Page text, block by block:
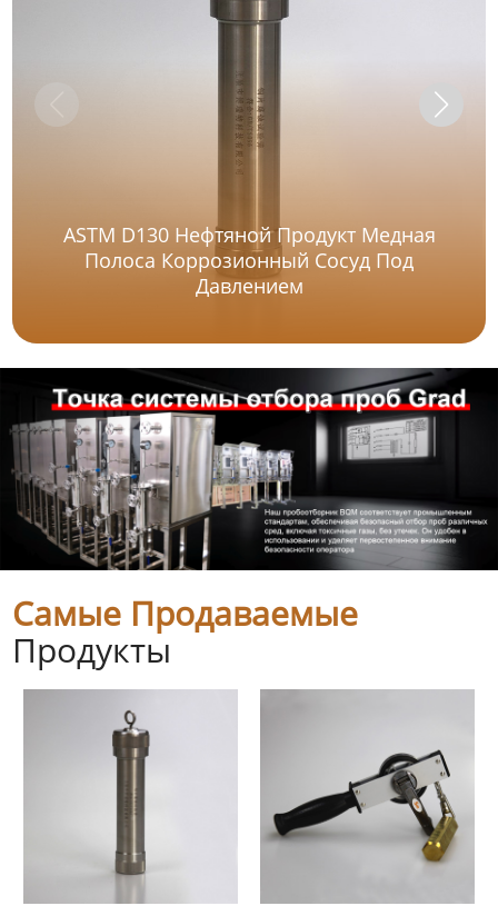
ASTM D130 Нефтяной Продукт Медная
Полоса Коррозионный Сосуд Под
Давлением
Самые Продаваемые
Продукты